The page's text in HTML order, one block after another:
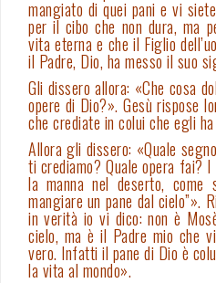
mangiato di quei pani e vi
per il cibo che non dura, ma
vita eterna e che il Figlio
il Padre, Dio, ha messo il suo
Gli dissero allora: «Che cosa
opere di Dio?». Gesù rispose
che crediate in colui che egli
Allora gli dissero: «Quale
ti crediamo? Quale opera fai?
la manna nel deserto,
mangiare un pane dal cielo”».
in verità io vi dico: non è
cielo, ma è il Padre mio che
vero. Infatti il pane di Dio è
la vita al mondo».